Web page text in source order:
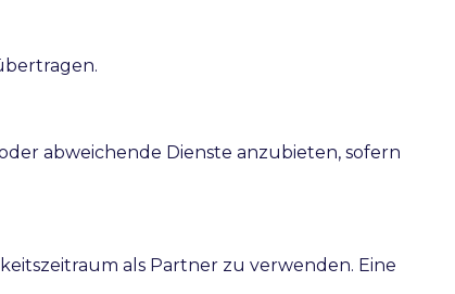
abweichende Dienste anzubieten, sofern
als Partner zu verwenden. Eine